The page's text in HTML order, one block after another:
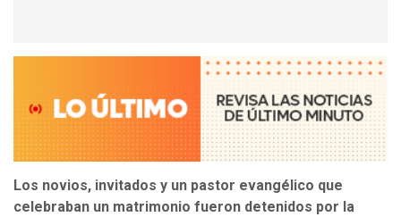
Los novios, invitados y un pastor evangélico que
celebraban un matrimonio fueron detenidos por la